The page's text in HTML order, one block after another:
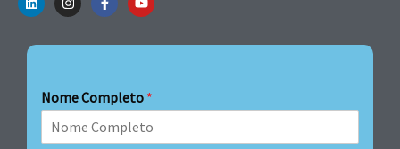
Nome Completo *